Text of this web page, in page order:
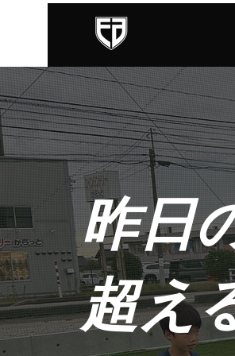
昨日
超え